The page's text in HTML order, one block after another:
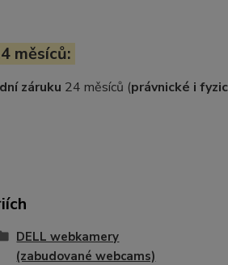
měsíců:
záruku 24 měsíců (právnické i
DELL webkamery
(zabudované webcams)